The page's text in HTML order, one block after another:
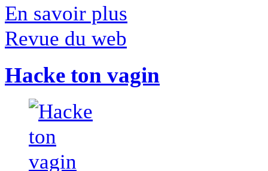
En savoir plus
Revue du web
Hacke ton vagin